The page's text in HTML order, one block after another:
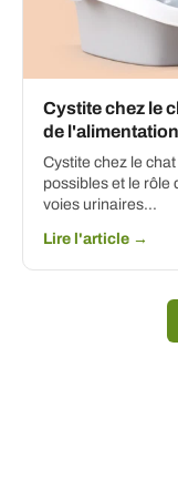
Cystite chez le
de
Cystite chez le
possibles et le rôle
voies urinaires...
Lire l'article →